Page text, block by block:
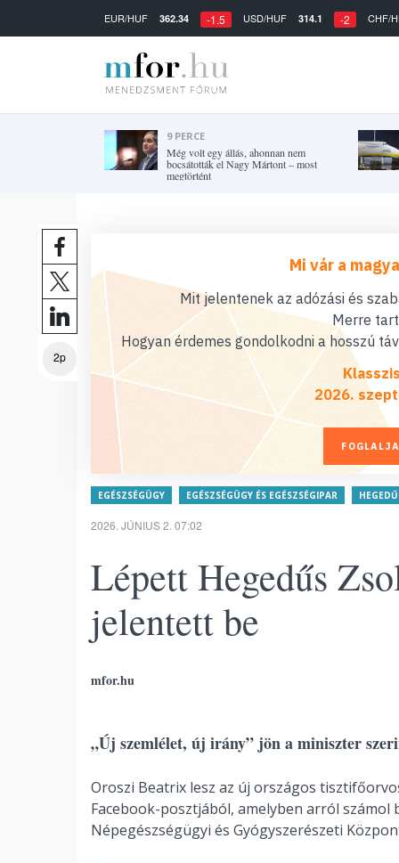
EUR/HUF 362.34 -1.5 USD/HUF 314.1 -2 CHF/
9 PERCE
Még volt egy állás, ahonnan nem
bocsátották el Nagy Mártont – most
megtörtént
2p
Mi vár a
Mit jelentenek az adózási és
Merre
Hogyan érdemes gondolkodni a hosszú
2026.
EGÉSZSÉGÜGY EGÉSZSÉGÜGY ÉS EGÉSZSÉGIPAR
2026. JÚNIUS 2. 07:02
Lépett Hegedűs
jelentett be
mfor.hu
„Új szemlélet, új irány” jön a miniszter
Oroszi Beatrix lesz az új országos
Facebook-posztjából, amelyben arról
Népegészségügyi és Gyógyszerészeti